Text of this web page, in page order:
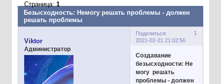
Безысходность: Немогу решать проблемы - должен
решать проблемы
Страница:1
Поделиться
1
2021-02-21 21:02:56
Viktor
Администратор
Создавание
безысходности: Не
могу решать
проблемы - должен